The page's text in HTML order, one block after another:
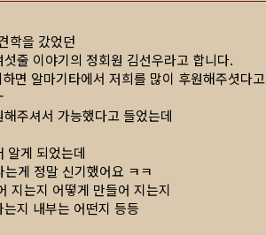
학을 갔었던
줄 이야기의 정회원 김선우라고 합니다.
면 알마기타에서 저희를 많이 후원해주셧다고
주셔서 가능했다고 들었는데
알게 되었는데
게 정말 신기했어요 ㅋㅋ
지는지 어떻게 만들어 지는지
지 내부는 어떤지 등등